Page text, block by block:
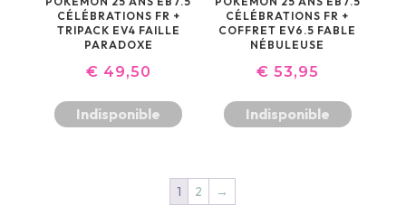
CÉLÉBRATIONS FR +
TRIPACK EV4 FAILLE
PARADOXE
€ 49,50
Indisponible
CÉLÉBRATIONS FR +
COFFRET EV6.5 FABLE
NÉBULEUSE
€ 53,95
Indisponible
1 2 →